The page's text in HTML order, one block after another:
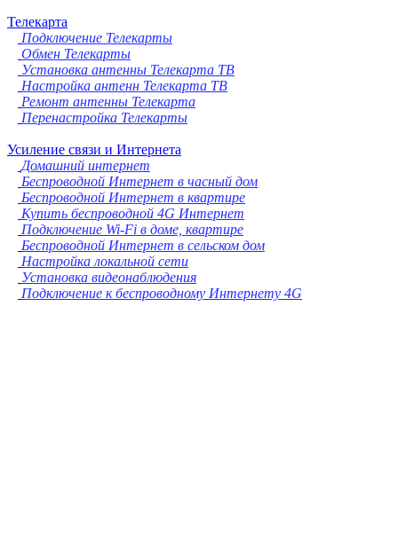
Телекарта
Подключение Телекарты
Обмен Телекарты
Установка антенны Телекарта ТВ
Настройка антенн Телекарта ТВ
Ремонт антенны Телекарта
Перенастройка Телекарты
Усиление связи и Интернета
Домашний интернет
Беспроводной Интернет в часный дом
Беспроводной Интернет в квартире
Купить беспроводной 4G Интернет
Подключение Wi-Fi в доме, квартире
Беспроводной Интернет в сельском дом
Настройка локальной сети
Установка видеонаблюдения
Подключение к беспроводному Интернету 4G